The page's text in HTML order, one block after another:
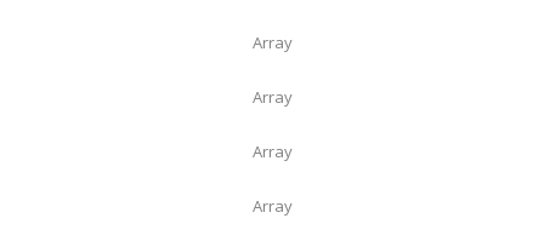
Array
Array
Array
Array